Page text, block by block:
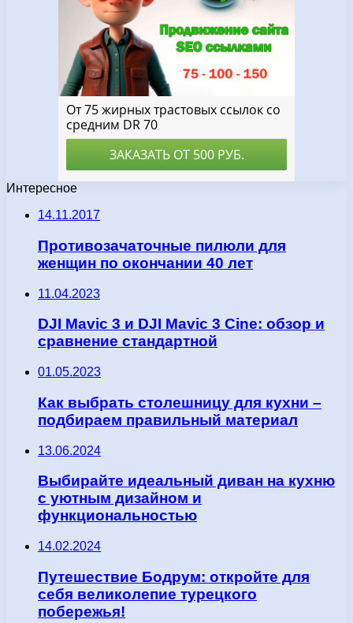
Интересное
14.11.2017
Противозачаточные пилюли для
женщин по окончании 40 лет
11.04.2023
DJI Mavic 3 и DJI Mavic 3 Cine: обзор и
сравнение стандартной
01.05.2023
Как выбрать столешницу для кухни –
подбираем правильный материал
13.06.2024
Выбирайте идеальный диван на кухню
с уютным дизайном и
функциональностью
14.02.2024
Путешествие Бодрум: откройте для
себя великолепие турецкого
побережья!